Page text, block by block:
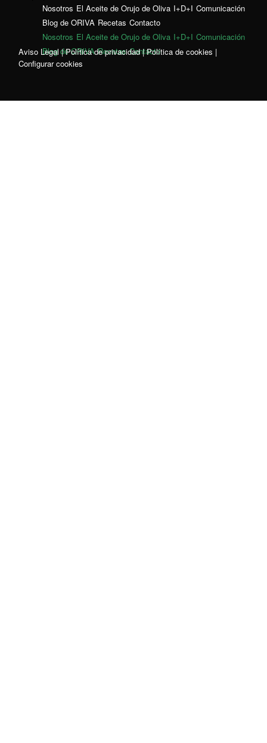
Nosotros El Aceite de Orujo de Oliva I+D+I Comunicación
Blog de ORIVA Recetas Contacto
Nosotros El Aceite de Orujo de Oliva I+D+I Comunicación
Blog de ORIVA Recetas Contacto
Aviso Legal|Política de privacidad|Política de cookies |
Configurar cookies